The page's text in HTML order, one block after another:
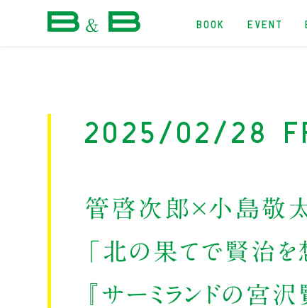
BOOK EVENT
2025/02/28
管啓次郎×小島敬
「北の果てで賢治を
『サーミランドの宮